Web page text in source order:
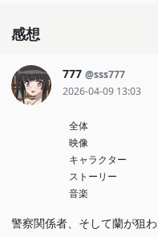
感想
777 @sss777
2026-04-09 13:03
全体
映像
キャラクター
ストーリー
音楽
警察関係者、そして蘭が狙